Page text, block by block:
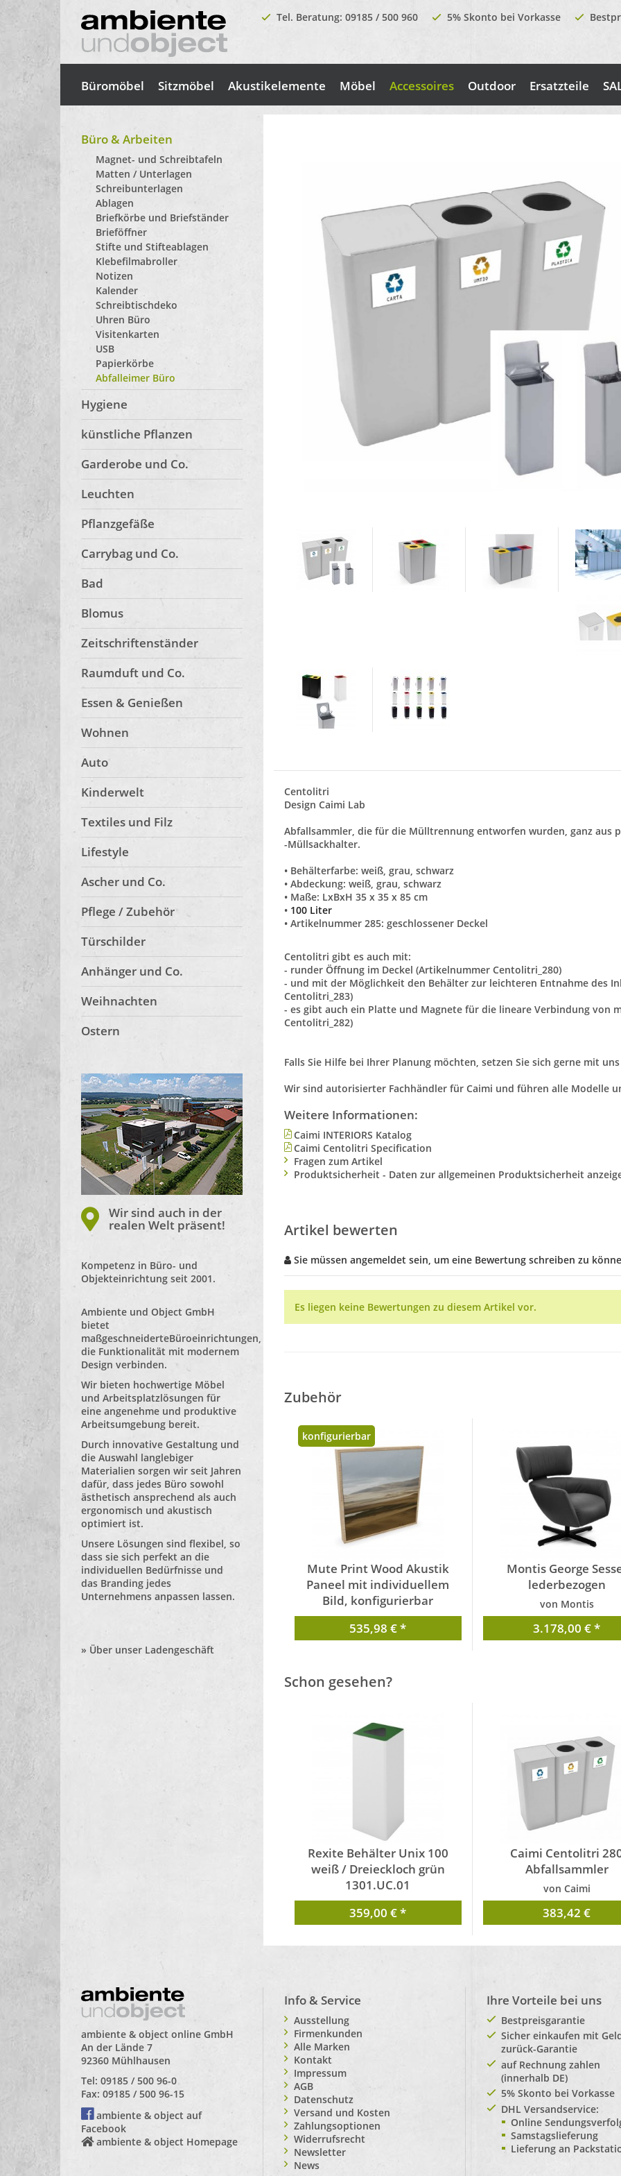
Tel. Beratung: 09185 / 500 960 5% Skonto bei Vorkasse
Büromöbel Sitzmöbel Akustikelemente Möbel Accessoires Outdoor Ersatzteile
Büro & Arbeiten
Magnet- und Schreibtafeln
Matten / Unterlagen
Schreibunterlagen
Ablagen
Briefkörbe und Briefständer
Brieföffner
Stifte und Stifteablagen
Klebefilmabroller
Notizen
Kalender
Schreibtischdeko
Uhren Büro
Visitenkarten
USB
Papierkörbe
Abfalleimer Büro
Hygiene
künstliche Pflanzen
Garderobe und Co.
Leuchten
Pflanzgefäße
Carrybag und Co.
Bad
Blomus
Zeitschriftenständer
Raumduft und Co.
Essen & Genießen
Wohnen
Auto
Kinderwelt
Textiles und Filz
Lifestyle
Ascher und Co.
Pflege / Zubehör
Türschilder
Anhänger und Co.
Weihnachten
Ostern
Wir sind auch in der
realen Welt präsent!
Kompetenz in Büro- und
Objekteinrichtung seit 2001.
Ambiente und Object GmbH
bietet
maßgeschneiderteBüroeinrichtungen
die Funktionalität mit modernem
Design verbinden.
Wir bieten hochwertige Möbel
und Arbeitsplatzlösungen für
eine angenehme und produktive
Arbeitsumgebung bereit.
Durch innovative Gestaltung und
die Auswahl langlebiger
Materialien sorgen wir seit Jahren
dafür, dass jedes Büro sowohl
ästhetisch ansprechend als auch
ergonomisch und akustisch
optimiert ist.
Unsere Lösungen sind flexibel, so
dass sie sich perfekt an die
individuellen Bedürfnisse und
das Branding jedes
Unternehmens anpassen lassen.
» Über unser Ladengeschäft
Centolitri
Design Caimi Lab
Abfallsammler, die für die Mülltrennung entworfen wurden, ganz aus
-Müllsackhalter.
• Behälterfarbe: weiß, grau, schwarz
• Abdeckung: weiß, grau, schwarz
• Maße: LxBxH 35 x 35 x 85 cm
• 100 Liter
• Artikelnummer 285: geschlossener Deckel
Centolitri gibt es auch mit:
- runder Öffnung im Deckel (Artikelnummer Centolitri_280)
- und mit der Möglichkeit den Behälter zur leichteren Entnahme des
Centolitri_283)
- es gibt auch ein Platte und Magnete für die lineare Verbindung von
Centolitri_282)
Falls Sie Hilfe bei Ihrer Planung möchten, setzen Sie sich gerne mit
Wir sind autorisierter Fachhändler für Caimi und führen alle Modelle
Weitere Informationen:
Caimi INTERIORS Katalog
Caimi Centolitri Specification
Fragen zum Artikel
Produktsicherheit - Daten zur allgemeinen Produktsicherheit
Artikel bewerten
Sie müssen angemeldet sein, um eine Bewertung schreiben zu
Es liegen keine Bewertungen zu diesem Artikel vor.
Zubehör
Mute Print Wood Akustik
Paneel mit individuellem
Bild, konfigurierbar
von Mute.
konfigurierbar
535,98 € *
Montis George
lederbezogen
von Montis
3.178,00 € *
Schon gesehen?
Rexite Behälter Unix 100
weiß / Dreieckloch grün
1301.UC.01
von Rexite spa
359,00 € *
Caimi Centolitri
Abfallsammler
von Caimi
383,42 €
ambiente & object online GmbH
An der Lände 7
92360 Mühlhausen
Tel: 09185 / 500 96-0
Fax: 09185 / 500 96-15
ambiente & object auf
Facebook
ambiente & object Homepage
Info & Service
Ausstellung
Firmenkunden
Alle Marken
Kontakt
Impressum
AGB
Datenschutz
Versand und Kosten
Zahlungsoptionen
Widerrufsrecht
Newsletter
News
Ihre Vorteile bei uns
Bestpreisgarantie
Sicher einkaufen mit
zurück-Garantie
auf Rechnung zahlen
(innerhalb DE)
5% Skonto bei Vorkasse
DHL Versandservice:
Online
Samstagslieferung
Lieferung an